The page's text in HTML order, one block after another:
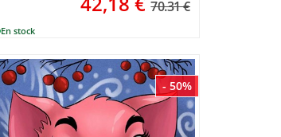
70.31 €
- 50%